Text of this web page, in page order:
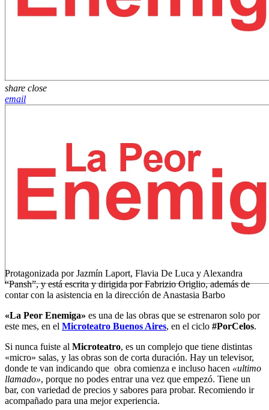
share close
email
Protagonizada por Jazmín Laport, Flavia De Luca y Alexandra
“Pansh”, y está escrita y dirigida por Fabrizio Origlio, además de
contar con la asistencia en la dirección de Anastasia Barbo
«La Peor Enemiga» es una de las obras que se estrenaron solo por
este mes, en el Microteatro Buenos Aires, en el ciclo #PorCelos.
Si nunca fuiste al Microteatro, es un complejo que tiene distintas
«micro» salas, y las obras son de corta duración. Hay un televisor,
donde te van indicando que obra comienza e incluso hacen «ultimo
llamado», porque no podes entrar una vez que empezó. Tiene un
bar, con variedad de precios y sabores para probar. Recomiendo ir
acompañado para una mejor experiencia.